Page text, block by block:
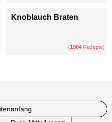
Knoblauch Braten
(1904 Rezepte)